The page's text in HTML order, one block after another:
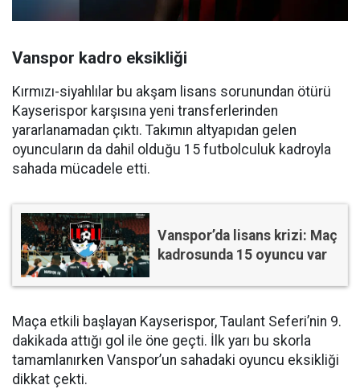
Vanspor kadro eksikliği
Kırmızı-siyahlılar bu akşam lisans sorunundan ötürü
Kayserispor karşısına yeni transferlerinden
yararlanamadan çıktı. Takımın altyapıdan gelen
oyuncuların da dahil olduğu 15 futbolculuk kadroyla
sahada mücadele etti.
Vanspor’da lisans krizi: Maç
kadrosunda 15 oyuncu var
Maça etkili başlayan Kayserispor, Taulant Seferi’nin 9.
dakikada attığı gol ile öne geçti. İlk yarı bu skorla
tamamlanırken Vanspor’un sahadaki oyuncu eksikliği
dikkat çekti.